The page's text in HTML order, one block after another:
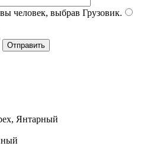
человек, выбрав Грузовик.
Янтарный